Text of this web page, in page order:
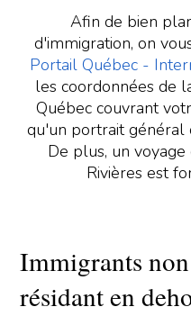
Afin de bien
d'immigration, on
Portail Québec -
les coordonnées de
Québec couvrant
qu'un portrait général
De plus, un
Rivières est
Immigrants
résidant en